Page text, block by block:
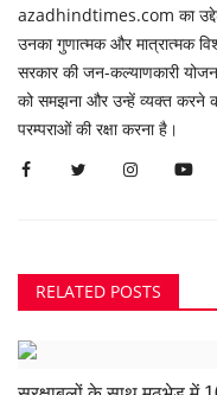
azadhindtimes.com का
उनका गुणात्मक और मात्रात्मक
सरकार की जन-कल्याणकारी
को समझना और उन्हें व्यक्त करने
परम्पराओं की रक्षा करना है।
RELATED POSTS